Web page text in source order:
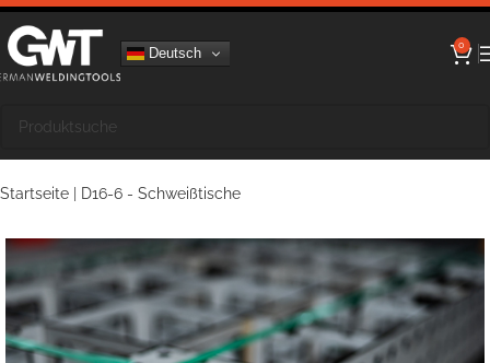
Deutsch 0
Startseite D16-6 - Schweißtische